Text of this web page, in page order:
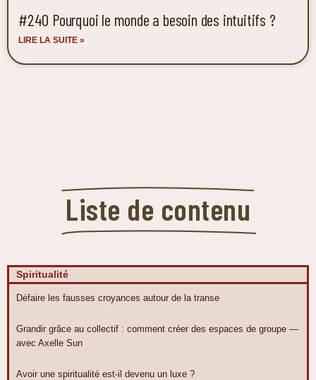
#240 Pourquoi le monde a besoin des intuitifs ?
LIRE LA SUITE »
Liste de contenu
Spiritualité
Défaire les fausses croyances autour de la transe
Grandir grâce au collectif : comment créer des espaces de groupe —
avec Axelle Sun
Avoir une spiritualité est-il devenu un luxe ?